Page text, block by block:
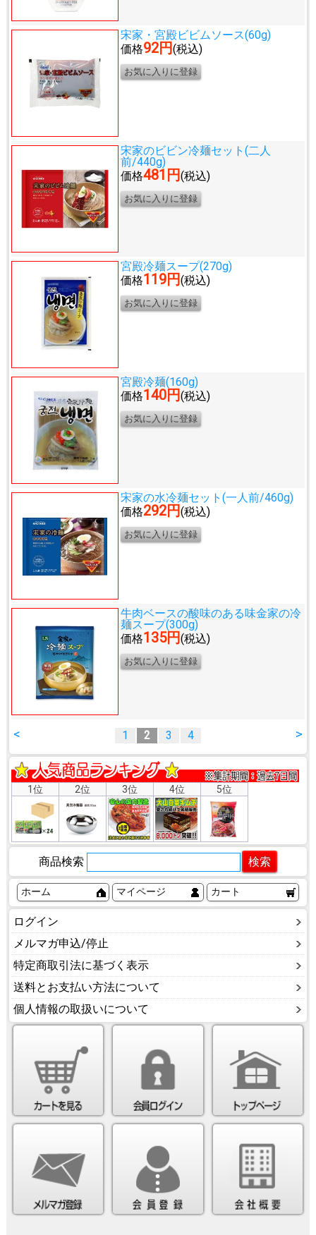
宋家・宮殿ビビムソース(60g)
価格92円(税込)
宋家のビビン冷麺セット(二人
前/440g)
価格481円(税込)
宮殿冷麺スープ(270g)
価格119円(税込)
宮殿冷麺(160g)
価格140円(税込)
宋家の水冷麺セット(一人前/460g)
価格292円(税込)
牛肉ベースの酸味のある味金家の冷
麺スープ(300g)
価格135円(税込)
< >
1 2 3 4
1位 2位 3位 4位 5位
商品検索
ホーム マイページ カート
ログイン
メルマガ申込/停止
特定商取引法に基づく表示
送料とお支払い方法について
個人情報の取扱いについて